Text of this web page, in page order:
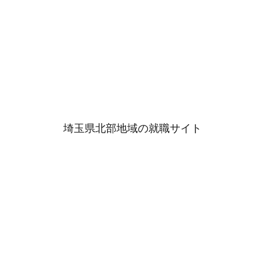
埼玉県北部地域の就職サイト